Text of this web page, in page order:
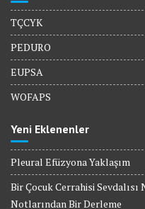
TÇCYK
PEDURO
EUPSA
WOFAPS
Yeni Eklenenler
Pleural Efüzyona Yaklaşım
Bir Çocuk Cerrahisi
Notlarından Bir Derleme